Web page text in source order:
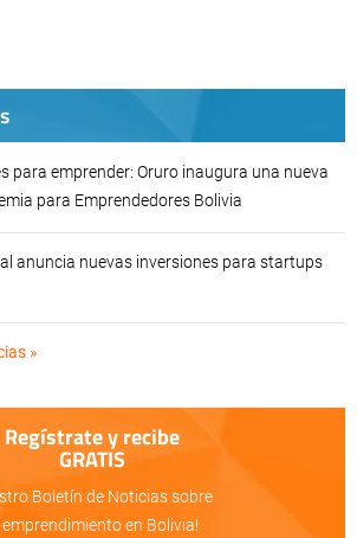
para emprender: Oruro inaugura una nueva
para Emprendedores Bolivia
anuncia nuevas inversiones para startups
»
Regístrate y recibe
GRATIS
Boletín de Noticias sobre
emprendimiento en Bolivia!